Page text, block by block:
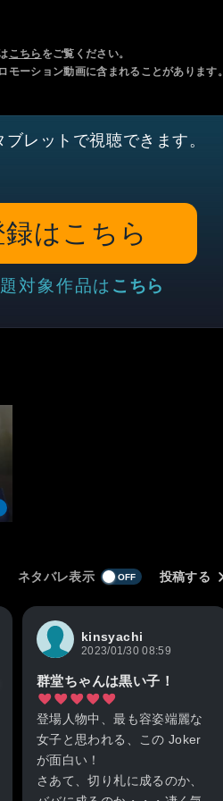
こちら をご覧ください。
モーション動画に含まれることがあります。
レットで視聴できます。
録はこちら
対象作品は こちら
ネタバレ表示 投稿する
kinsyachi
2023/01/30 08:59
群堂ちゃんは黒い子！
登場人物中、最も容姿端麗な
女子と思われる、この Joker
が面白い！
さあて、切り札に成るのか、